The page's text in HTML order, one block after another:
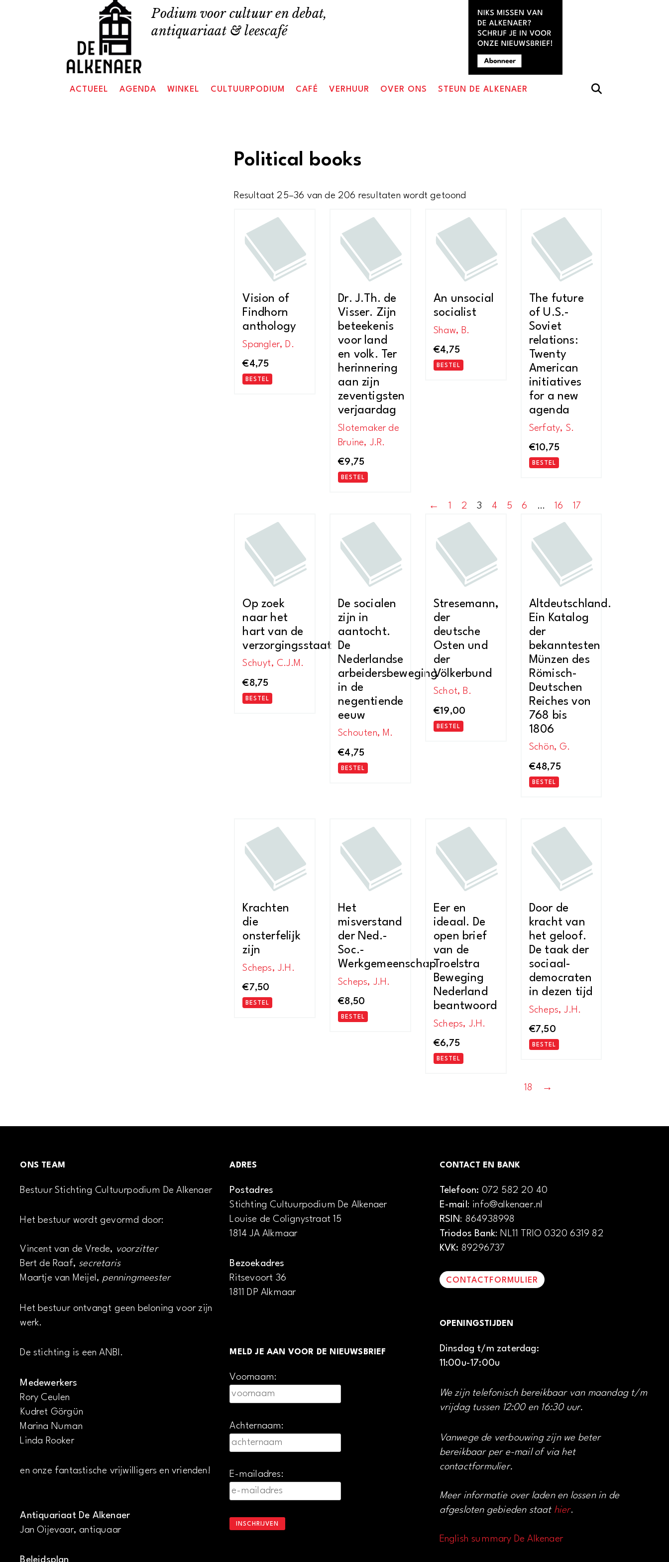
Podium voor cultuur en debat,
antiquariaat & leescafé
ACTUEEL AGENDA WINKEL CULTUURPODIUM CAFÉ VERHUUR OVER ONS STEUN DE ALKENAER
Political books
Resultaat 25–36 van de 206 resultaten wordt getoond
nieuwste
Vision of
Findhorn
anthology
Spangler, D.
€4,75
BESTEL
Dr. J.Th. de
Visser. Zijn
beteekenis
voor land
en volk. Ter
herinnering
aan zijn
zeventigsten
verjaardag
Slotemaker de
Bruine, J.R.
€9,75
BESTEL
An unsocial
socialist
Shaw, B.
€4,75
BESTEL
The future
of U.S.-
Soviet
relations:
Twenty
American
initiatives
for a new
agenda
Serfaty, S.
€10,75
BESTEL
Op zoek
naar het
hart van de
verzorgingsstaat
Schuyt, C.J.M.
€8,75
BESTEL
De socialen
zijn in
aantocht.
De
Nederlandse
arbeidersbeweging
in de
negentiende
eeuw
Schouten, M.
€4,75
BESTEL
Stresemann,
der
deutsche
Osten und
der
Völkerbund
Schot, B.
€19,00
BESTEL
Altdeutschland.
Ein Katalog
der
bekanntesten
Münzen des
Römisch-
Deutschen
Reiches von
768 bis
1806
Schön, G.
€48,75
BESTEL
Krachten
die
onsterfelijk
zijn
Scheps, J.H.
€7,50
BESTEL
Het
misverstand
der Ned.-
Soc.-
Werkgemeenschap
Scheps, J.H.
€8,50
BESTEL
Eer en
ideaal. De
open brief
van de
Troelstra
Beweging
Nederland
beantwoord
Scheps, J.H.
€6,75
BESTEL
Door de
kracht van
het geloof.
De taak der
sociaal-
democraten
in dezen tijd
Scheps, J.H.
€7,50
BESTEL
← 1 2 3 4 5 6 … 16 17
18 →
ONS TEAM
Bestuur Stichting Cultuurpodium De Alkenaer
Het bestuur wordt gevormd door:
Vincent van de Vrede, voorzitter
Bert de Raaf, secretaris
Maartje van Meijel, penningmeester
Het bestuur ontvangt geen beloning voor zijn
werk.
De stichting is een ANBI.
Medewerkers
Rory Ceulen
Kudret Görgün
Marina Numan
Linda Rooker
en onze fantastische vrijwilligers en vrienden!
Antiquariaat De Alkenaer
Jan Oijevaar, antiquaar
ADRES
Postadres
Stichting Cultuurpodium De Alkenaer
Louise de Colignystraat 15
1814 JA Alkmaar
Bezoekadres
Ritsevoort 36
1811 DP Alkmaar
MELD JE AAN VOOR DE NIEUWSBRIEF
Voornaam:
Achternaam:
E-mailadres:
CONTACT EN BANK
Telefoon: 072 582 20 40
E-mail : info@alkenaer.nl
RSIN : 864938998
Triodos Bank: NL11 TRIO 0320 6319 82
KVK: 89296737
CONTACTFORMULIER
OPENINGSTIJDEN
Dinsdag t/m zaterdag:
11:00u-17:00u
We zijn telefonisch bereikbaar van maandag t/m
vrijdag tussen 12:00 en 16:30 uur.
Vanwege de verbouwing zijn we beter
bereikbaar per e-mail of via het
contactformulier.
Meer informatie over laden en lossen in de
afgesloten gebieden staat hier.
English summary De Alkenaer